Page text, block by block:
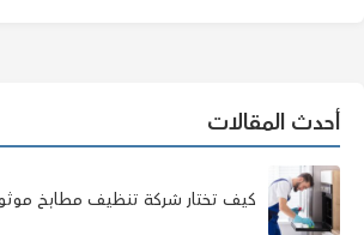
أحدث المقالات
كيف تختار شركة تنظيف مطابخ